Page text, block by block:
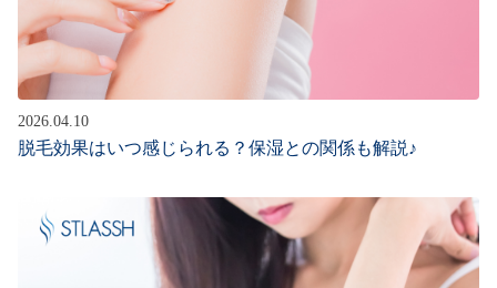
2026.04.10
脱毛効果はいつ感じられる？保湿との関係も解説♪